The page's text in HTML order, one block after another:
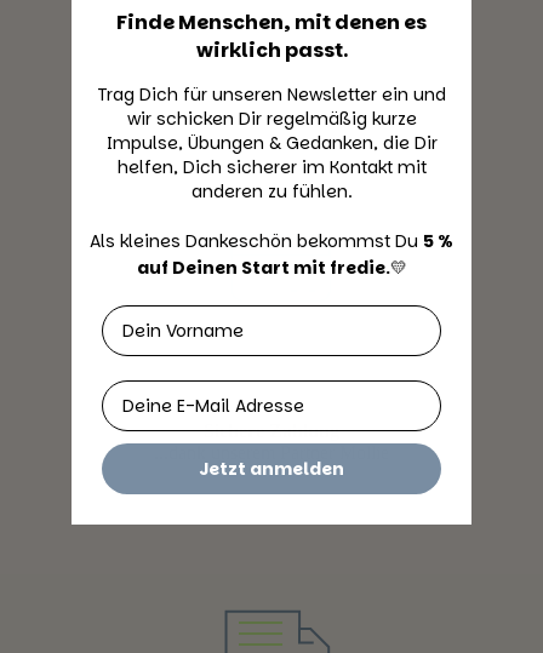
Sichere Zahlung
Finde Menschen, mit denen es
wirklich passt.
Trag Dich für unseren Newsletter ein und
wir schicken Dir regelmäßig kurze
Impulse, Übungen & Gedanken, die Dir
helfen, Dich sicherer im Kontakt mit
anderen zu fühlen.
Als kleines Dankeschön bekommst Du ​ 5 %
auf Deinen Start mit fredie.​💛
Vorname
Email
Jetzt anmelden